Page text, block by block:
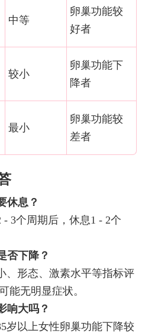
中等
卵巢功能较
好者
较小
卵巢功能下
降者
最小
卵巢功能较
差者
休息？
3个周期后，休息1 - 2个
否下降？
、形态、激素水平等指标评
能无明显症状。
响大吗？
岁以上女性卵巢功能下降较